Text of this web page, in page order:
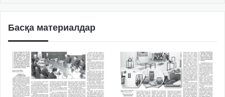
Басқа материалдар